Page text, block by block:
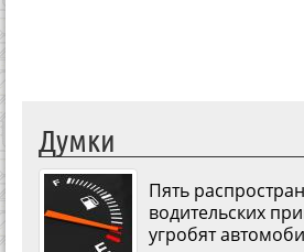
Думки
Пять
водительских
угробят